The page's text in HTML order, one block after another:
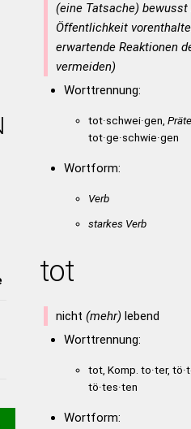
(eine Tatsache)
Öffentlichkeit
erwartende Reaktionen
vermeiden)
Worttrennung:
tot·schwei·gen,
tot·ge·schwie·gen
Wortform:
Verb
starkes Verb
tot
nicht (mehr) lebend
Worttrennung:
tot, Komp. to·ter,
tö·tes·ten
Wortform: